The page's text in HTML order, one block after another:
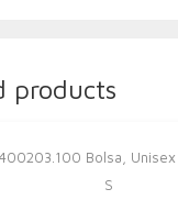
products